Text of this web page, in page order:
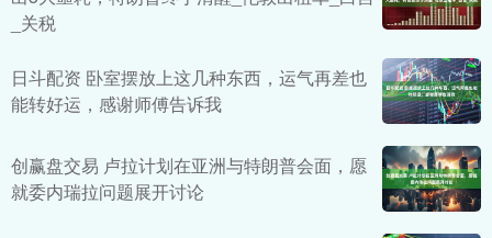
_关税
日斗配资 卧室摆放上这几种东西，运气再差也
能转好运，感谢师傅告诉我
创赢盘交易 卢拉计划在亚洲与特朗普会面，愿
就委内瑞拉问题展开讨论